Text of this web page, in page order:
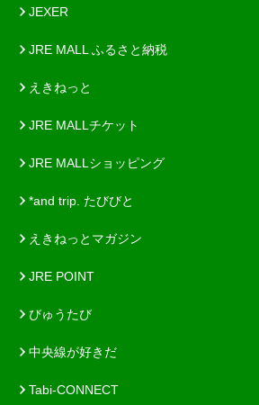
JEXER
JRE MALL ふるさと納税
えきねっと
JRE MALLチケット
JRE MALLショッピング
*and trip. たびびと
えきねっとマガジン
JRE POINT
びゅうたび
中央線が好きだ
Tabi-CONNECT